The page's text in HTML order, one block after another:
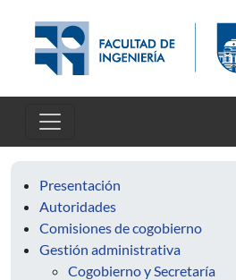
Presentación
Autoridades
Comisiones de cogobierno
Gestión administrativa
Cogobierno y Secretaría